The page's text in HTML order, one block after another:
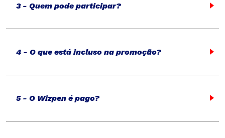
3 - Quem pode participar?
4 - O que está incluso na promoção?
5 - O Wizpen é pago?